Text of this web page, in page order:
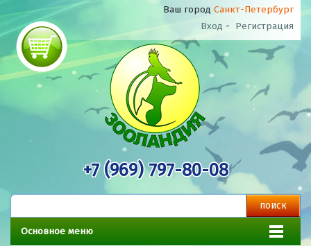
Ваш город Санкт-Петербург
Вход - Регистрация
+7 (969) 797-80-08
Основное меню